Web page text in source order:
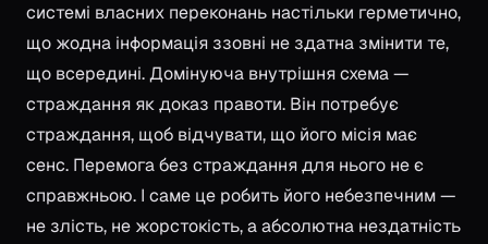
системі власних переконань настільки герметично,
що жодна інформація ззовні не здатна змінити те,
що всередині. Домінуюча внутрішня схема —
страждання як доказ правоти. Він потребує
страждання, щоб відчувати, що його місія має
сенс. Перемога без страждання для нього не є
справжньою. І саме це робить його небезпечним —
не злість, не жорстокість, а абсолютна нездатність